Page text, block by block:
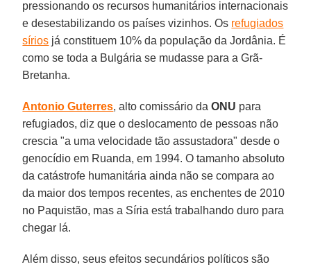
pressionando os recursos humanitários internacionais
e desestabilizando os países vizinhos. Os refugiados
sírios já constituem 10% da população da Jordânia. É
como se toda a Bulgária se mudasse para a Grã-
Bretanha.
Antonio Guterres, alto comissário daONU para
refugiados, diz que o deslocamento de pessoas não
crescia "a uma velocidade tão assustadora" desde o
genocídio em Ruanda, em 1994. O tamanho absoluto
da catástrofe humanitária ainda não se compara ao
da maior dos tempos recentes, as enchentes de 2010
no Paquistão, mas a Síria está trabalhando duro para
chegar lá.
Além disso, seus efeitos secundários políticos são